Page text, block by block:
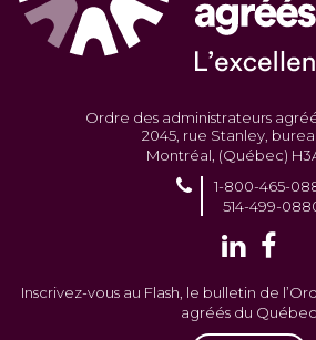
Ordre des administrateurs
2045, rue Stanley,
Montréal, (Québec)
1-800-465-
514-499-
Inscrivez-vous au Flash, le bulletin de
agréés du Québec